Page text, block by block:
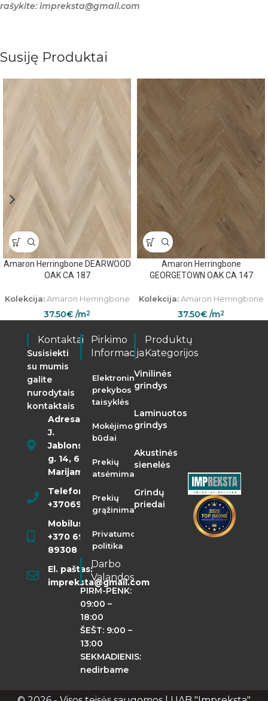
rašykite: impreksta@gmail.com
Susiję Produktai
Amaron Herringbone DEARWOOD
OAK CA 187
Kolekcija:Amaron Herringbone
37.50€ /m2
Amaron Herringbone
GEORGETOWN OAK CA 147
Kolekcija:Amaron Herringbone
37.50€ /m2
Kontaktai
Susisiekti
su mumis
galite
nurodytais
kontaktais
Adresas:
J.
Jablonskio
g. 14, 68290
Marijampolė
Telefonas:
+37069855400
Mobilusis:
+370 698
89308
El. paštas:
impreksta@gmail.com
Pirkimo
Informacija
Elektroninės
prekybos
taisyklės
Mokėjimo
būdai
Prekių
atsėmimas
Prekių
grąžinimas
Privatumo
politika
Darbo
Valandos
PIRM-PENK:
09:00 –
18:00
ŠEŠT: 9:00 –
13:00
SEKMADIENIS:
nedirbame
Produktų
Kategorijos
Vinilinės
grindys
Laminuotos
grindys
Akustinės
sienelės
Grindų
priedai